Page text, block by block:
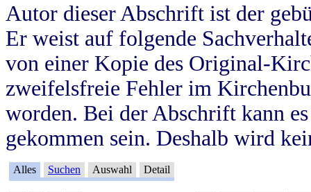
Autor dieser Abschrift ist der
Er weist auf folgende
von einer Kopie des Original-
zweifelsfreie Fehler im
worden. Bei der Abschrift kann
gekommen sein. Deshalb wird
Alles Suchen Auswahl Detail